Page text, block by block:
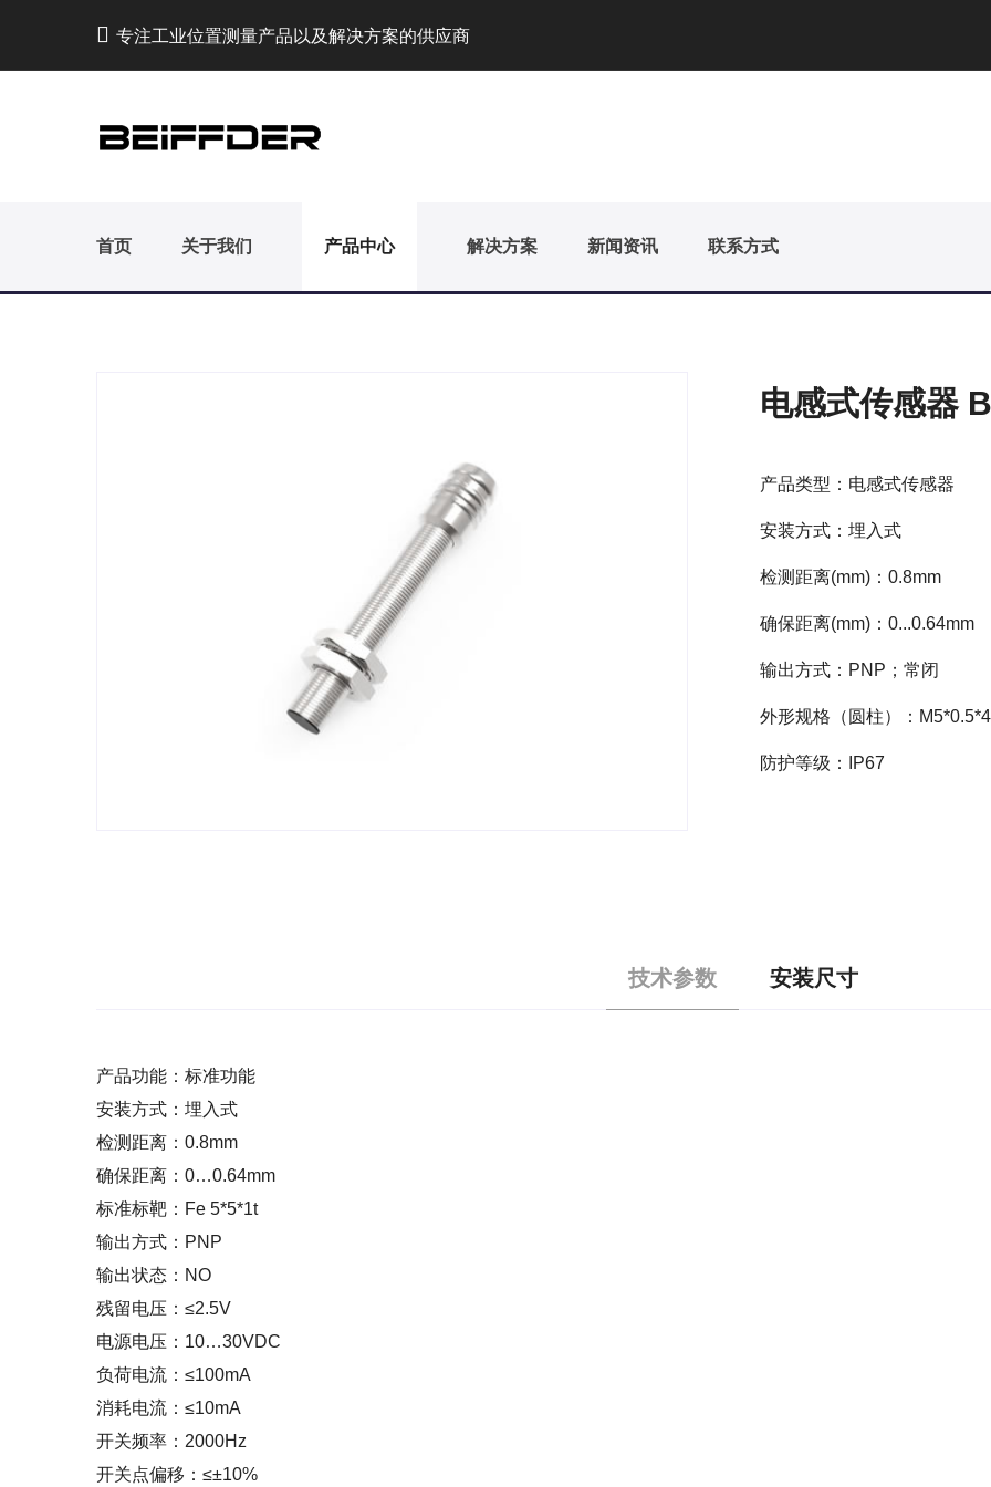
专注工业位置测量产品以及解决方案的供应商
首页 关于我们 产品中心 解决方案 新闻资讯 联系方式
电感式传感器
产品类型：电感式传感器
安装方式：埋入式
检测距离(mm)：0.8mm
确保距离(mm)：0...0.64mm
输出方式：PNP；常闭
外形规格（圆柱）：
防护等级：IP67
技术参数 安装尺寸
产品功能：标准功能
安装方式：埋入式
检测距离：0.8mm
确保距离：0…0.64mm
标准标靶：Fe 5*5*1t
输出方式：PNP
输出状态：NO
残留电压：≤2.5V
电源电压：10…30VDC
负荷电流：≤100mA
消耗电流：≤10mA
开关频率：2000Hz
开关点偏移：≤±10%